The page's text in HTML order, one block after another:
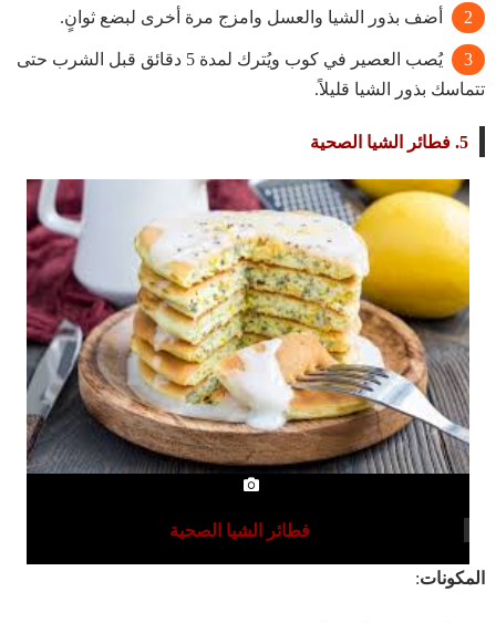
أضف بذور الشيا والعسل وامزج مرة أخرى لبضع ثوانٍ.
يُصب العصير في كوب ويُترك لمدة 5 دقائق قبل الشرب حتى
تتماسك بذور الشيا قليلاً.
5. فطائر الشيا الصحية
فطائر الشيا الصحية
المكونات: